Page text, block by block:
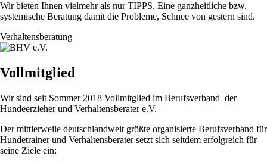
Wir bieten Ihnen vielmehr als nur TIPPS. Eine ganzheitliche bzw.
systemische Beratung damit die Probleme, Schnee von gestern sind.
Verhaltensberatung
Vollmitglied
Wir sind seit Sommer 2018 Vollmitglied im Berufsverband der
Hundeerzieher und Verhaltensberater e.V.
Der mittlerweile deutschlandweit größte organisierte Berufsverband für
Hundetrainer und Verhaltensberater setzt sich seitdem erfolgreich für
seine Ziele ein: